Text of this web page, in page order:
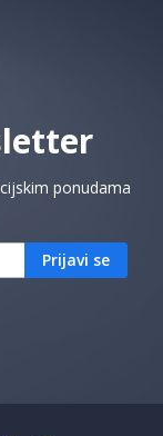
ponudama
Prijavi se